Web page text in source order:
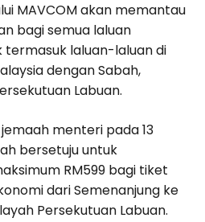
MAVCOM akan memantau
bagi semua laluan
laluan-laluan di
dengan Sabah,
Labuan.
menteri pada 13
bersetuju untuk
RM599 bagi tiket
dari Semenanjung ke
Persekutuan Labuan.